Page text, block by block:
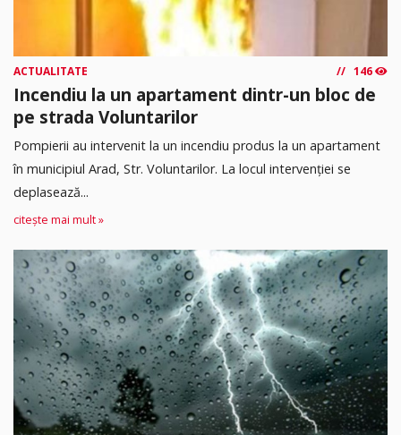
ACTUALITATE 146
Incendiu la un apartament dintr-un bloc de
pe strada Voluntarilor
Pompierii au intervenit la un incendiu produs la un apartament
în municipiul Arad, Str. Voluntarilor. La locul intervenției se
deplasează...
citește mai mult »